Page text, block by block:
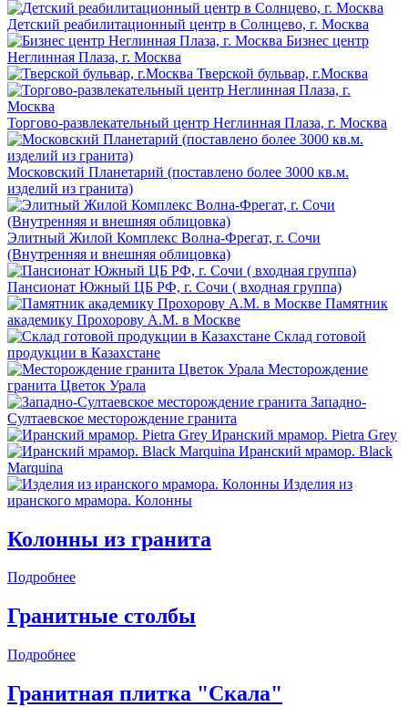
Детский реабилитационный центр в Солнцево, г. Москва
Бизнес центр
Неглинная Плаза, г. Москва
Тверской бульвар, г.Москва
Торгово-развлекательный центр Неглинная Плаза, г. Москва
Московский Планетарий (поставлено более 3000 кв.м.
изделий из гранита)
Элитный Жилой Комплекс Волна-Фрегат, г. Сочи
(Внутренняя и внешняя облицовка)
Пансионат Южный ЦБ РФ, г. Сочи ( входная группа)
Памятник
академику Прохорову А.М. в Москве
Склад готовой
продукции в Казахстане
Месторождение
гранита Цветок Урала
Западно-
Султаевское месторождение гранита
Иранский мрамор. Pietra Grey
Иранский мрамор. Black
Marquina
Изделия из
иранского мрамора. Колонны
Колонны из гранита
Подробнее
Гранитные столбы
Подробнее
Гранитная плитка "Скала"